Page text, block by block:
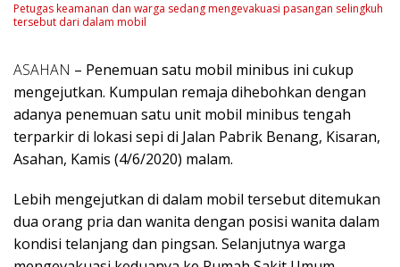
Petugas keamanan dan warga sedang mengevakuasi pasangan selingkuh
tersebut dari dalam mobil
ASAHAN – Penemuan satu mobil minibus ini cukup
mengejutkan. Kumpulan remaja dihebohkan dengan
adanya penemuan satu unit mobil minibus tengah
terparkir di lokasi sepi di Jalan Pabrik Benang, Kisaran,
Asahan, Kamis (4/6/2020) malam.
Lebih mengejutkan di dalam mobil tersebut ditemukan
dua orang pria dan wanita dengan posisi wanita dalam
kondisi telanjang dan pingsan. Selanjutnya warga